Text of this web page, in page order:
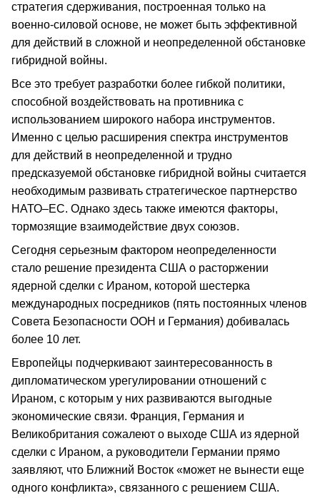
стратегия сдерживания, построенная только на
военно-силовой основе, не может быть эффективной
для действий в сложной и неопределенной обстановке
гибридной войны.
Все это требует разработки более гибкой политики,
способной воздействовать на противника с
использованием широкого набора инструментов.
Именно с целью расширения спектра инструментов
для действий в неопределенной и трудно
предсказуемой обстановке гибридной войны считается
необходимым развивать стратегическое партнерство
НАТО–ЕС. Однако здесь также имеются факторы,
тормозящие взаимодействие двух союзов.
Сегодня серьезным фактором неопределенности
стало решение президента США о расторжении
ядерной сделки с Ираном, которой шестерка
международных посредников (пять постоянных членов
Совета Безопасности ООН и Германия) добивалась
более 10 лет.
Европейцы подчеркивают заинтересованность в
дипломатическом урегулировании отношений с
Ираном, с которым у них развиваются выгодные
экономические связи. Франция, Германия и
Великобритания сожалеют о выходе США из ядерной
сделки с Ираном, а руководители Германии прямо
заявляют, что Ближний Восток «может не вынести еще
одного конфликта», связанного с решением США.